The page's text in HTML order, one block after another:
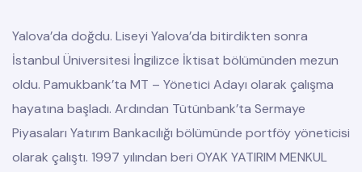
Yalova’da doğdu. Liseyi Yalova’da bitirdikten sonra
İstanbul Üniversitesi İngilizce İktisat bölümünden mezun
oldu. Pamukbank’ta MT – Yönetici Adayı olarak çalışma
hayatına başladı. Ardından Tütünbank’ta Sermaye
Piyasaları Yatırım Bankacılığı bölümünde portföy yöneticisi
olarak çalıştı. 1997 yılından beri OYAK YATIRIM MENKUL